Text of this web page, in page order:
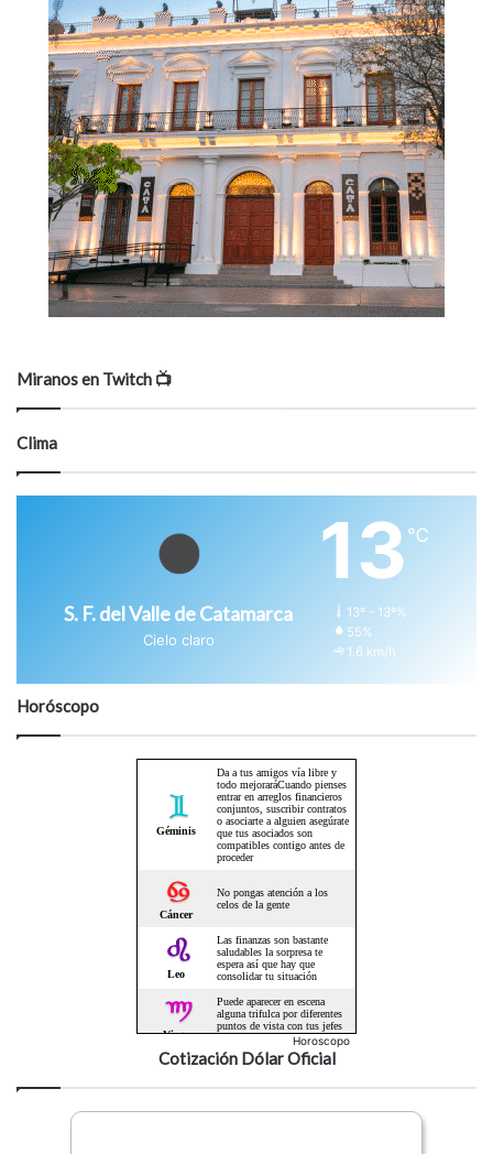
Miranos en Twitch 📺
Clima
S. F. del Valle de Catamarca
Cielo claro
13 ℃
13º - 13º%
55%
1.6 km/h
Horóscopo
Horoscopo
Cotización Dólar Oficial